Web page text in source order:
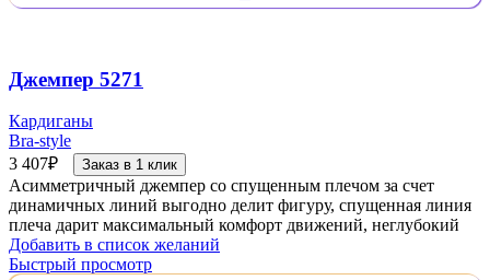
Джемпер 5271
Кардиганы
Bra-style
3 407₽ Заказ в 1 клик
Асимметричный джемпер со спущенным плечом за счет
динамичных линий выгодно делит фигуру, спущенная линия
плеча дарит максимальный комфорт движений, неглубокий
Добавить в список желаний
Быстрый просмотр